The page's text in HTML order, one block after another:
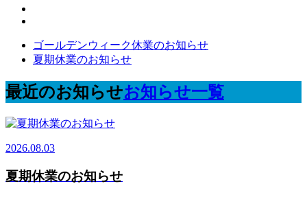
ゴールデンウィーク休業のお知らせ
夏期休業のお知らせ
最近のお知らせお知らせ一覧
2026.08.03
夏期休業のお知らせ